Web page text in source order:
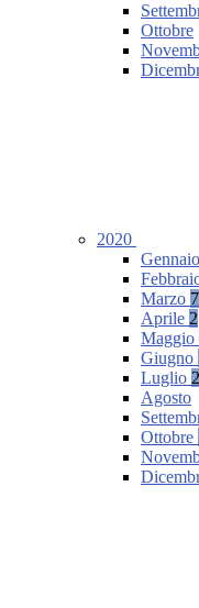
Ottobre
2020
Gennaio
Marzo 7
Aprile 2
Maggio
Giugno
Luglio 2
Agosto
Ottobre